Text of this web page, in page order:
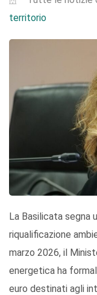
territorio
La Basilicata segna
riqualificazione
marzo 2026, il
energetica ha
euro destinati agli